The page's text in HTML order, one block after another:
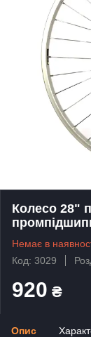
Колесо 28"
Немає в
Код: 3029
920 ₴
Опис